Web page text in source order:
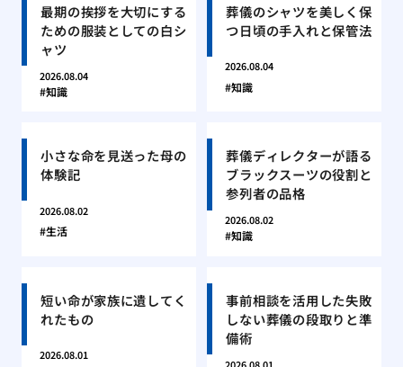
最期の挨拶を大切にする
ための服装としての白シ
ャツ
2026.08.04
知識
葬儀のシャツを美しく保
つ日頃の手入れと保管法
2026.08.04
知識
小さな命を見送った母の
体験記
2026.08.02
生活
葬儀ディレクターが語る
ブラックスーツの役割と
参列者の品格
2026.08.02
知識
短い命が家族に遺してく
れたもの
2026.08.01
事前相談を活用した失敗
しない葬儀の段取りと準
備術